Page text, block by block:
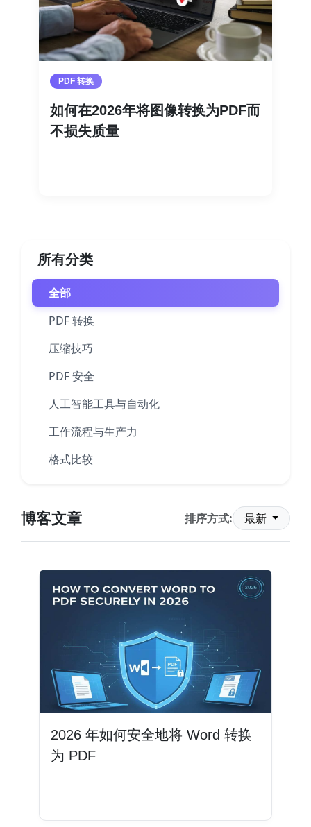
PDF 转换
如何在2026年将图像转换为PDF而
不损失质量
所有分类
全部
PDF 转换
压缩技巧
PDF 安全
人工智能工具与自动化
工作流程与生产力
格式比较
博客文章 排序方式: 最新
2026 年如何安全地将 Word 转换
为 PDF